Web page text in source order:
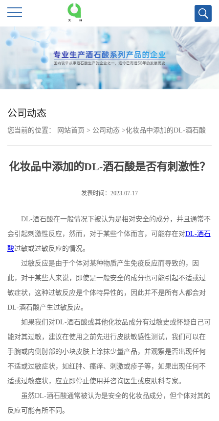
公
首
页
公
司
公
司
动
态
产
展
厅
公司动态
您当前的位置： 网站首页 > 公司动态 >化妆品中添加的DL-酒石酸
化妆品中添加的DL-酒石酸是否有刺激性？
发表时间：2023-07-17
DL-酒石酸在一般情况下被认为是相对安全的成分，并且通常不
会引起刺激性反应，然而，对于某些个体而言，可能存在对DL-酒石
酸过敏或过敏反应的情况。
过敏反应是由于个体对某种物质产生免疫反应而导致的，因
此，对于某些人来说，即使是一般安全的成分也可能引起不适或过
敏症状，这种过敏反应是个体特异性的，因此并不是所有人都会对
DL-酒石酸产生过敏反应。
如果我们对DL-酒石酸或其他化妆品成分有过敏史或怀疑自己可
能对其过敏，建议在使用之前先进行皮肤敏感性测试，我们可以在
手腕或内侧肘部的小块皮肤上涂抹少量产品，并观察是否出现任何
不适或过敏症状，如红肿、瘙痒、刺激或疹子等，如果出现任何不
适或过敏症状，应立即停止使用并咨询医生或皮肤科专家。
虽然DL-酒石酸通常被认为是安全的化妆品成分，但个体对其的
反应可能有所不同。